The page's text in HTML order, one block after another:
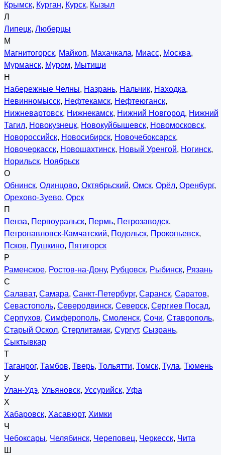
Крымск, Курган, Курск, Кызыл
Л
Липецк, Люберцы
М
Магнитогорск, Майкоп, Махачкала, Миасс, Москва,
Мурманск, Муром, Мытищи
Н
Набережные Челны, Назрань, Нальчик, Находка,
Невинномысск, Нефтекамск, Нефтеюганск,
Нижневартовск, Нижнекамск, Нижний Новгород, Нижний
Тагил, Новокузнецк, Новокуйбышевск, Новомосковск,
Новороссийск, Новосибирск, Новочебоксарск,
Новочеркасск, Новошахтинск, Новый Уренгой, Ногинск,
Норильск, Ноябрьск
О
Обнинск, Одинцово, Октябрьский, Омск, Орёл, Оренбург,
Орехово-Зуево, Орск
П
Пенза, Первоуральск, Пермь, Петрозаводск,
Петропавловск-Камчатский, Подольск, Прокопьевск,
Псков, Пушкино, Пятигорск
Р
Раменское, Ростов-на-Дону, Рубцовск, Рыбинск, Рязань
С
Салават, Самара, Санкт-Петербург, Саранск, Саратов,
Севастополь, Северодвинск, Северск, Сергиев Посад,
Серпухов, Симферополь, Смоленск, Сочи, Ставрополь,
Старый Оскол, Стерлитамак, Сургут, Сызрань,
Сыктывкар
Т
Таганрог, Тамбов, Тверь, Тольятти, Томск, Тула, Тюмень
У
Улан-Удэ, Ульяновск, Уссурийск, Уфа
Х
Хабаровск, Хасавюрт, Химки
Ч
Чебоксары, Челябинск, Череповец, Черкесск, Чита
Ш